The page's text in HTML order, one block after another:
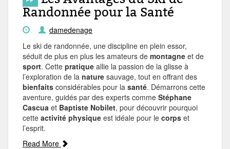
Randonnée pour la Santé
damedenage
Le ski de randonnée, une discipline en plein essor,
séduit de plus en plus les amateurs de montagne et de
sport. Cette pratique allie la passion de la glisse à
l’exploration de la nature sauvage, tout en offrant des
bienfaits considérables pour la santé. Démarrons cette
aventure, guidés par des experts comme Stéphane
Cascua et Baptiste Nobilet, pour découvrir pourquoi
cette activité physique est idéale pour le corps et
l’esprit.
Read More